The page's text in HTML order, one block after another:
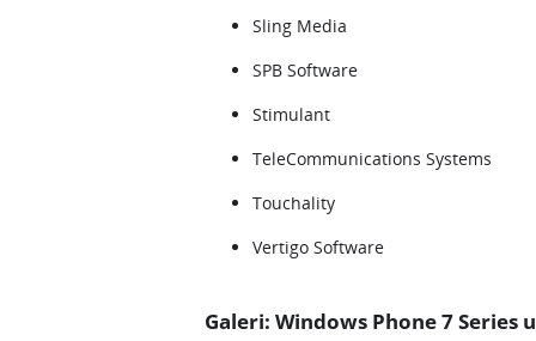
Sling Media
SPB Software
Stimulant
TeleCommunications Systems
Touchality
Vertigo Software
Galeri: Windows Phone 7 Series